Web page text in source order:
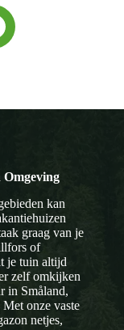
Omgeving
kan
graag van je
of
je tuin altijd
zelf omkijken
in Småland,
onze vaste
netjes,